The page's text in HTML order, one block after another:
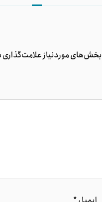
بخش‌های موردنیاز علامت‌گذاری